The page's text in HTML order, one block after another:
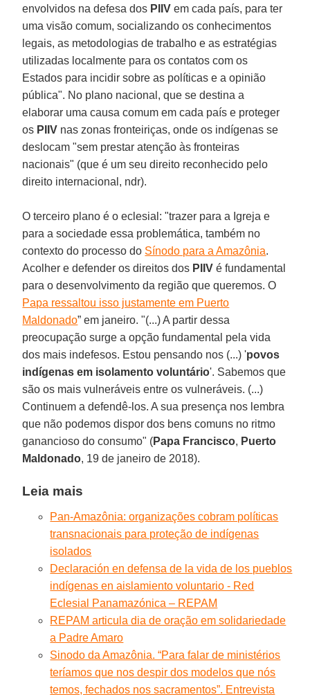
envolvidos na defesa dos PIIV em cada país, para ter
uma visão comum, socializando os conhecimentos
legais, as metodologias de trabalho e as estratégias
utilizadas localmente para os contatos com os
Estados para incidir sobre as políticas e a opinião
pública". No plano nacional, que se destina a
elaborar uma causa comum em cada país e proteger
os PIIV nas zonas fronteiriças, onde os indígenas se
deslocam "sem prestar atenção às fronteiras
nacionais" (que é um seu direito reconhecido pelo
direito internacional, ndr).
O terceiro plano é o eclesial: "trazer para a Igreja e
para a sociedade essa problemática, também no
contexto do processo do Sínodo para a Amazônia.
Acolher e defender os direitos dos PIIV é fundamental
para o desenvolvimento da região que queremos. O
Papa ressaltou isso justamente em Puerto
Maldonado” em janeiro. "(...) A partir dessa
preocupação surge a opção fundamental pela vida
dos mais indefesos. Estou pensando nos (...) 'povos
indígenas em isolamento voluntário'. Sabemos que
são os mais vulneráveis entre os vulneráveis. (...)
Continuem a defendê-los. A sua presença nos lembra
que não podemos dispor dos bens comuns no ritmo
ganancioso do consumo" (Papa Francisco, Puerto
Maldonado, 19 de janeiro de 2018).
Leia mais
Pan-Amazônia: organizações cobram políticas
transnacionais para proteção de indígenas
isolados
Declaración en defensa de la vida de los pueblos
indígenas en aislamiento voluntario - Red
Eclesial Panamazónica – REPAM
REPAM articula dia de oração em solidariedade
a Padre Amaro
Sinodo da Amazônia. “Para falar de ministérios
teríamos que nos despir dos modelos que nós
temos, fechados nos sacramentos”. Entrevista